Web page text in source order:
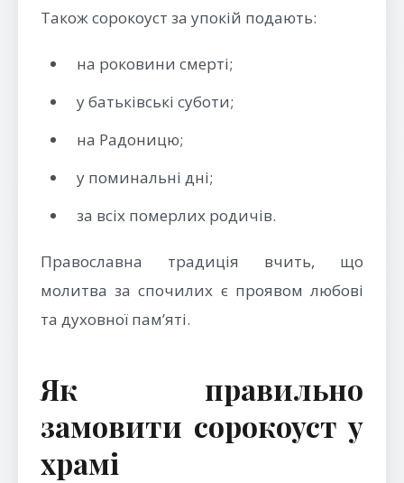
Також сорокоуст за упокій подають:
на роковини смерті;
у батьківські суботи;
на Радоницю;
у поминальні дні;
за всіх померлих родичів.
Православна традиція вчить, що
молитва за спочилих є проявом любові
та духовної пам’яті.
Як правильно
замовити сорокоуст у
храмі